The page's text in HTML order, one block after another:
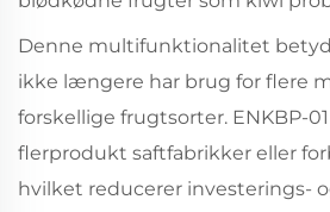
Denne multifunktionalitet
ikke længere har brug for flere
forskellige frugtsorter. ENKBP-
flerprodukt saftfabrikker eller
hvilket reducerer investerings-